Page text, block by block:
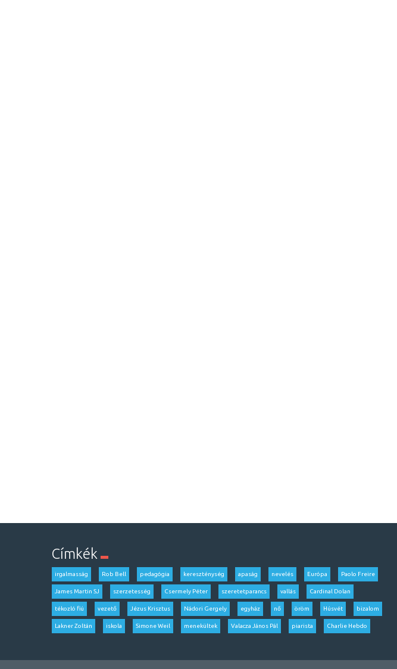
Címkék
irgalmasság Rob Bell pedagógia kereszténység apaság nevelés Európa Paolo Freire
James Martin SJ szerzetesség Csermely Péter szeretetparancs vallás Cardinal Dolan
tékozló fiú vezető Jézus Krisztus Nádori Gergely egyház nő öröm Húsvét bizalom
Lakner Zoltán iskola Simone Weil menekültek Valacza János Pál piarista Charlie Hebdo